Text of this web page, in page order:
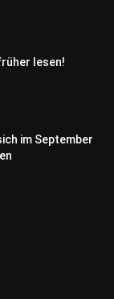
lesen!
im September